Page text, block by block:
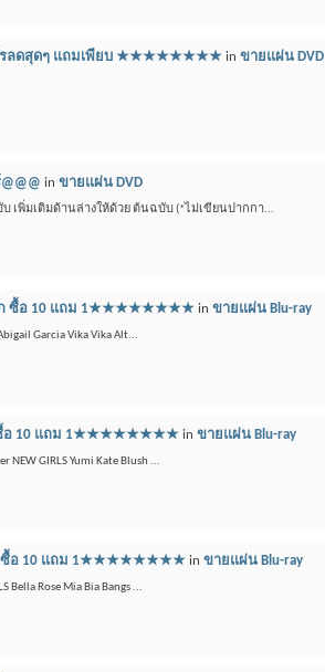
รลดสุดๆ แถมเพียบ ★★★★★★★★ in ขายแผ่น DVD
in ขายแผ่น DVD
เพิ่มเติมด้านล่างให้ด้วย ต้นฉบับ (*ไม่เขียนปากกา...
ก ซื้อ 10 แถม 1★★★★★★★★ in ขายแผ่น Blu-ray
Garcia Vika Vika Alt...
ซื้อ 10 แถม 1★★★★★★★★ in ขายแผ่น Blu-ray
GIRLS Yumi Kate Blush ...
ซื้อ 10 แถม 1★★★★★★★★ in ขายแผ่น Blu-ray
Bella Rose Mia Bia Bangs ...